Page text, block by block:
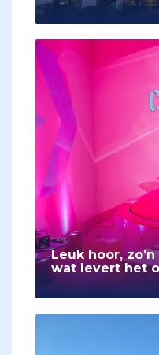
Leuk hoor,
wat levert het